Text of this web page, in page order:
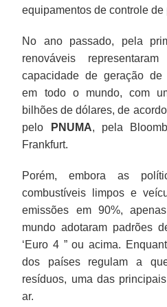
equipamentos de controle de
No ano passado, pela
renováveis
capacidade de geração de
em todo o mundo, com
bilhões de dólares, de
pelo
PNUMA, pela
Frankfurt.
Porém, embora as
combustíveis limpos e
emissões em 90%,
mundo adotaram padrões
‘Euro 4 ” ou acima.
dos países regulam a
resíduos, uma das
ar.